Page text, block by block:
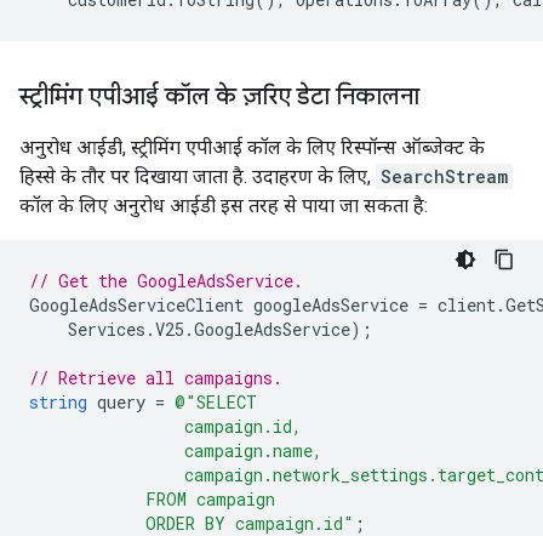
स्ट्रीमिंग एपीआई कॉल के ज़रिए डेटा निकालना
अनुरोध आईडी, स्ट्रीमिंग एपीआई कॉल के लिए रिस्पॉन्स ऑब्जेक्ट के
हिस्से के तौर पर दिखाया जाता है. उदाहरण के लिए, SearchStream
कॉल के लिए अनुरोध आईडी इस तरह से पाया जा सकता है:
// Get the GoogleAdsService.
GoogleAdsServiceClient googleAdsService = client.
Services .V25 .GoogleAdsService);
// Retrieve all campaigns.
string query = @"SELECT
                campaign.id,
                campaign.name,
            FROM campaign
            ORDER BY campaign.id"
;